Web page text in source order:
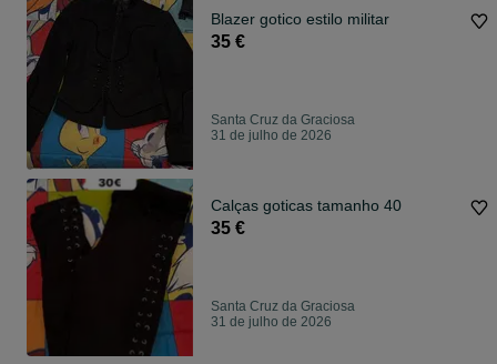
Blazer gotico estilo militar
35 €
Santa Cruz da Graciosa
31 de julho de 2026
Calças goticas tamanho 40
35 €
Santa Cruz da Graciosa
31 de julho de 2026